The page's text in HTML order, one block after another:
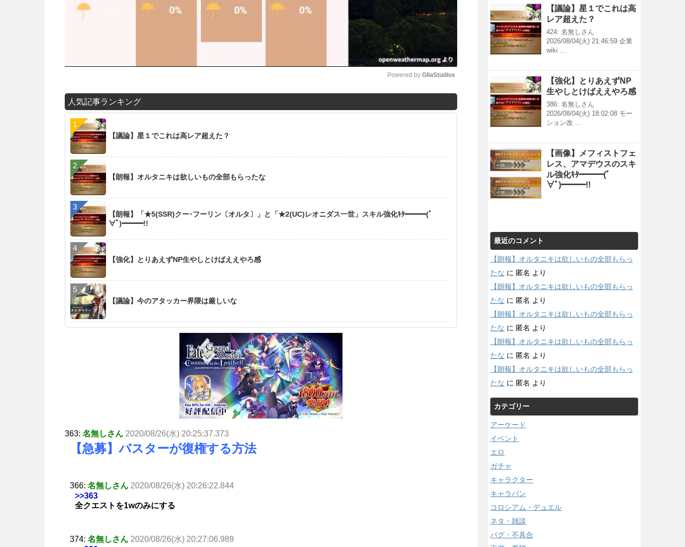
Powered by GliaStudios
人気記事ランキング
【議論】星１でこれは高レア超えた？
【朗報】オルタニキは欲しいもの全部もらったな
【朗報】「★5(SSR)クー･フーリン〔オルタ〕」と「★2(UC)レオニダス一世」スキル強化ｷﾀ━━━(ﾟ
∀ﾟ)━━━!!
【強化】とりあえずNP生やしとけばええやろ感
【議論】今のアタッカー界隈は厳しいな
363: 名無しさん 2020/08/26(水) 20:25:37.373
【急募】バスターが復権する方法
366: 名無しさん 2020/08/26(水) 20:26:22.844
>>363
全クエストを1wのみにする
374: 名無しさん 2020/08/26(水) 20:27:06.989
【議論】星１でこれは高
レア超えた？
424: 名無しさん
2026/08/04(火) 21:46:59 企業
wiki …
【強化】とりあえずNP
生やしとけばええやろ感
386: 名無しさん
2026/08/04(火) 18:02:08 モー
ション改 …
【画像】メフィストフェ
レス、アマデウスのスキ
ル強化ｷﾀ━━━(ﾟ
∀ﾟ)━━━!!
最近のコメント
【朗報】オルタニキは欲しいもの全部もらっ
たな に 匿名 より
【朗報】オルタニキは欲しいもの全部もらっ
たな に 匿名 より
【朗報】オルタニキは欲しいもの全部もらっ
たな に 匿名 より
【朗報】オルタニキは欲しいもの全部もらっ
たな に 匿名 より
【朗報】オルタニキは欲しいもの全部もらっ
たな に 匿名 より
カテゴリー
アーケード
イベント
エロ
ガチャ
キャラクター
キャラバン
コロシアム・デュエル
ネタ・雑談
バグ・不具合